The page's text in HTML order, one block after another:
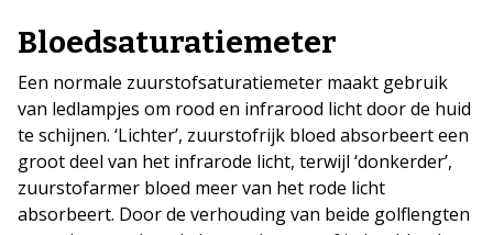
Bloedsaturatiemeter
Een normale zuurstofsaturatiemeter maakt gebruik
van ledlampjes om rood en infrarood licht door de huid
te schijnen. ‘Lichter’, zuurstofrijk bloed absorbeert een
groot deel van het infrarode licht, terwijl ‘donkerder’,
zuurstofarmer bloed meer van het rode licht
absorbeert. Door de verhouding van beide golflengten